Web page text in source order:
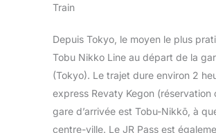
Train
Depuis Tokyo, le moyen le plus
Tobu Nikko Line au départ de la
(Tokyo). Le trajet dure environ 2
express Revaty Kegon (réservation
gare d’arrivée est Tobu-Nikkō, à
centre-ville. Le JR Pass est